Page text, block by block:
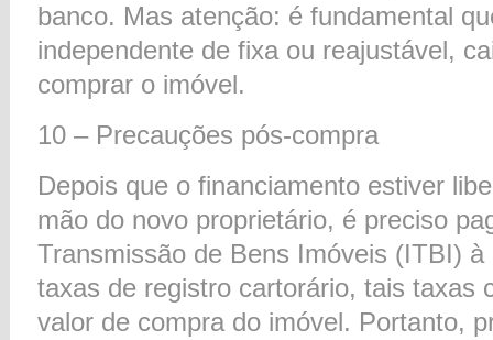
banco. Mas atenção: é fundamental
independente de fixa ou reajustável,
comprar o imóvel.
10 – Precauções pós-compra
Depois que o financiamento estiver
mão do novo proprietário, é preciso
Transmissão de Bens Imóveis (ITBI)
taxas de registro cartorário, tais taxas
valor de compra do imóvel. Portanto,